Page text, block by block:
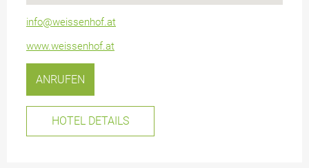
info@weissenhof.at
www.weissenhof.at
ANRUFEN
HOTEL DETAILS